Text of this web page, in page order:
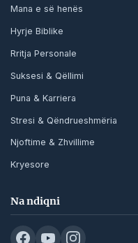
Mana e së henës
Hyrje Biblike
Rritja Personale
Suksesi & Qëllimi
Puna & Karriera
Stresi & Qëndrueshmëria
Njoftime & Zhvillime
Kryesore
Na ndiqni